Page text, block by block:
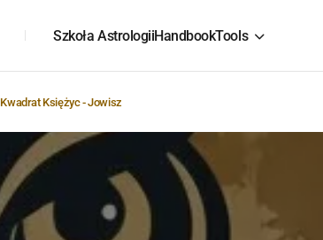
Szkoła AstrologiiHandbookTools
Kwadrat Księżyc - Jowisz